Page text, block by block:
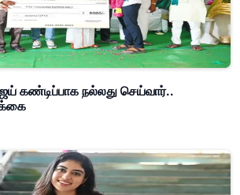
கண்டிப்பாக நல்லது செய்வார்..